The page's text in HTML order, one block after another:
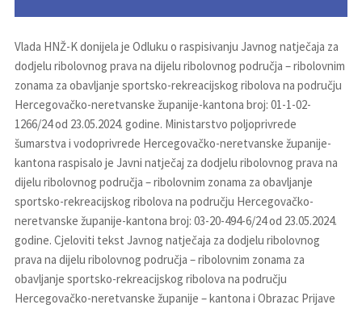
Vlada HNŽ-K donijela je Odluku o raspisivanju Javnog natječaja za
dodjelu ribolovnog prava na dijelu ribolovnog područja – ribolovnim
zonama za obavljanje sportsko-rekreacijskog ribolova na području
Hercegovačko-neretvanske županije-kantona broj: 01-1-02-
1266/24 od 23.05.2024. godine. Ministarstvo poljoprivrede
šumarstva i vodoprivrede Hercegovačko-neretvanske županije-
kantona raspisalo je Javni natječaj za dodjelu ribolovnog prava na
dijelu ribolovnog područja – ribolovnim zonama za obavljanje
sportsko-rekreacijskog ribolova na području Hercegovačko-
neretvanske županije-kantona broj: 03-20-494-6/24 od 23.05.2024.
godine. Cjeloviti tekst Javnog natječaja za dodjelu ribolovnog
prava na dijelu ribolovnog područja – ribolovnim zonama za
obavljanje sportsko-rekreacijskog ribolova na području
Hercegovačko-neretvanske županije – kantona i Obrazac Prijave